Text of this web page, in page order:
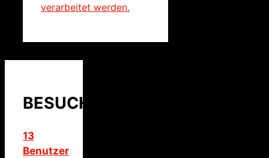
verarbeitet werden.
BESUCHER
13
Benutzer